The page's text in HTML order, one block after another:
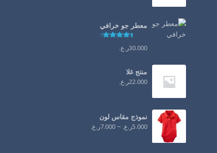
معطر جو خرافي
30.000ر.ع.
منتج غلا
22.000ر.ع.
نموذج مقاس لون
5.000ر.ع. –
7.000ر.ع.